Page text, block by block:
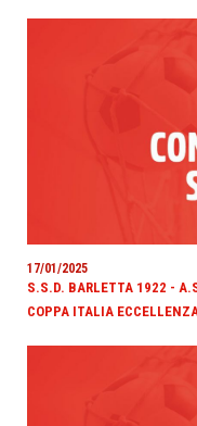
17/01/2025
S.S.D. BARLETTA 1922 -
COPPA ITALIA